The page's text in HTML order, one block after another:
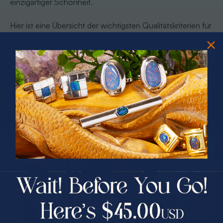
einzigartiger Schönheit.
Hier ist eine Übersicht der wichtigsten Qualitätskriterien für
Kriterium Beschreibung
Bedeutung für
den Wert
Farbintensität
Lebhafte, intensive
Farbspiele
Höchster Wert bei
starker Farbe
Transparenz
Klarheit und
Lichtdurchlässigkeit
Bevorzugt sind
klare Steine
Einschlüsse
Natürliche Merkmale im
Stein
Weniger
Einschlüsse =
Herkunft
Renommierte
Abbaugebiete (z.B.
Australien)
Höherer Preis bei
Präzise, lichtoptimierte
Optimiert das
PRIZES OF UNSPEAKABLE VALUE!
SPIN TO WIN
$75.00 CASH
25% Off
30% Off
25% Off
30% Off
40% Off